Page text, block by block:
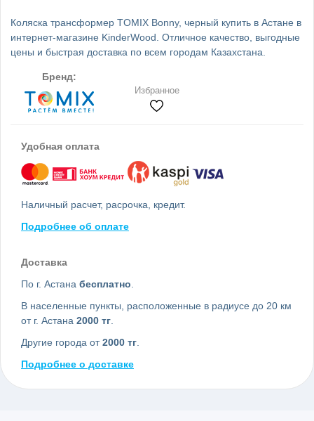
Коляска трансформер TOMIX Bonny, черный купить в Астане в
интернет-магазине KinderWood. Отличное качество, выгодные
цены и быстрая доставка по всем городам Казахстана.
Бренд:
Избранное
Удобная оплата
Наличный расчет, расрочка, кредит.
Подробнее об оплате
Доставка
По г. Астана бесплатно
В населенные пункты, расположенные в радиусе до 20 км
от г. Астана 2000 тг
Другие города от2000 тг
Подробнее о доставке